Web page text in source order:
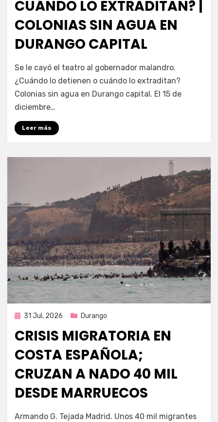
CUÁNDO LO EXTRADITAN? |
COLONIAS SIN AGUA EN
DURANGO CAPITAL
por Fernando Miranda Servín
Se le cayó el teatro al gobernador malandro.
¿Cuándo lo detienen o cuándo lo extraditan?
Colonias sin agua en Durango capital. El 15 de
diciembre…
Leer más
Publicada
31 Jul, 2026 Durango
CRISIS MIGRATORIA EN
COSTA ESPAÑOLA;
CRUZAN A NADO 40 MIL
DESDE MARRUECOS
Fernando Miranda Servín
Armando G. Tejada Madrid. Unos 40 mil migrantes